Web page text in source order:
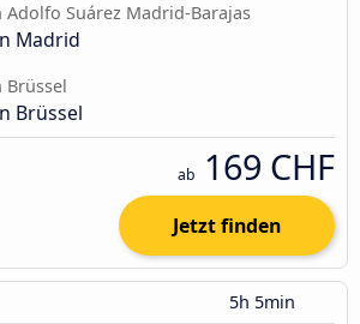
Adolfo Suárez Madrid-Barajas
Madrid
Brüssel
Brüssel
ab 169 CHF
Jetzt finden
5h 5min